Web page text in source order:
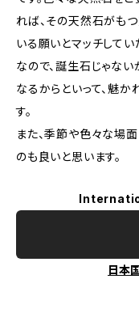
れば、その天然石がも
いる願いとマッチしてい
なので、誕生石じゃな
なるからといって、魅
す。
また、季節や色々な場
のも良いと思います。
日本